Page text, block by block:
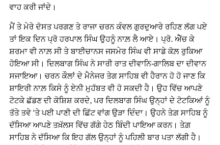
ਵਾਹ ਕਰੀ ਜਾਂਦੇ।
ਮੈਂ ਤੇ ਮੇਰੇ ਦੋਸਤ ਪਰਗਣ ਤੇ ਰਾਜਾ ਚਰਨ ਕੰਵਲ ਗੁਰਦੁਆਰੇ ਰਹਿਣ ਲੱਗ ਪਏ
ਤਾਂ ਇਕ ਦਿਨ ਪ੍ਰੋ ਹਰਪਾਲ ਸਿੰਘ ਉਹਨੂੰ ਨਾਲ਼ ਲੈ ਆਏ। ਪ੍ਰੋ. ਐੱਚ ਕੇ
ਸ਼ਰਮਾ ਵੀ ਨਾਲ਼ ਸੀ ਤੇ ਬਾਈਚਾਨਸ ਜਸਮੇਰ ਸਿੰਘ ਵੀ ਸਾਡੇ ਕੋਲ਼ ਰੁਕਿਆ
ਹੋਇਆ ਸੀ। ਦਿਲਬਾਗ ਸਿੰਘ ਨੇ ਸਾਰੀ ਰਾਤ ਦੀਵਾਨਿ-ਗਾਲਿਬ ਦਾ ਦੀਵਾਨ
ਸਜਾਇਆ। ਚਰਨ ਕੌਲਾਂ ਦੇ ਮੈਨੇਜਰ ਤੇਗ ਸਾਹਿਬ ਵੀ ਹੈਰਾਨ ਹੋ ਹੋ ਜਾਣ ਕਿ
ਸ਼ਾਇਰੀ ਨਾਲ਼ ਕਿਸੇ ਨੂੰ ਏਨੀ ਮੁਹੱਬਤ ਵੀ ਹੋ ਸਕਦੀ ਹੈ। ਉਹ ਵਿੱਚ ਆਪਣੇ
ਟੋਟਕੇ ਛੱਡਣ ਦੀ ਕੋਸ਼ਿਸ਼ ਕਰਦੇ, ਪਰ ਦਿਲਬਾਗ ਸਿੰਘ ਉਨ੍ਹਾਂ ਦੇ ਟੋਟਕਿਆਂ ਨੂੰ
ਤੱਤੇ ਤਵੇ ‘ਤੇ ਪਈ ਪਾਣੀ ਦੀ ਛਿੱਟ ਵਾਂਗ ਉੜਾ ਦਿੰਦਾ। ਉਹਨੇ ਤੇਗ਼ ਸਾਹਿਬ ਨੂੰ
ਦੱਸਿਆ ਆਪਣੇ ਤਖ਼ੱਲਸ ਵਿੱਚ ਗੱਗੇ ਹੇਠ ਬਿੰਦੀ ਪਾਇਆ ਕਰਨ। ਤੇਗ਼
ਸਾਹਿਬ ਨੇ ਦੱਸਿਆ ਕਿ ਇਹ ਗੱਲ ਉਨ੍ਹਾਂ ਨੂੰ ਪਹਿਲੀ ਬਾਰ ਪਤਾ ਲੱਗੀ ਹੈ।